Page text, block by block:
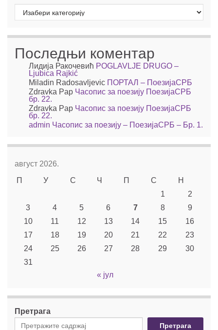
Категорије
Последњи коментар
Лидија Ракочевић POGLAVLJE DRUGO –
Ljubica Rajkić
Miladin Radosavljevic ПОРТАЛ – ПоезијаСРБ
Zdravka Pap Часопис за поезију ПоезијаСРБ
бр. 22.
Zdravka Pap Часопис за поезију ПоезијаСРБ
бр. 22.
admin Часопис за поезију – ПоезијаСРБ – Бр. 1.
август 2026.
П
У С Ч П С
Н
1
2
3
4 5 6 7 8
9
10
11 12 13 14 15
16
17
18 19 20 21 22
23
24
25 26 27 28 29
30
31
« јул
Претрага
Претрага